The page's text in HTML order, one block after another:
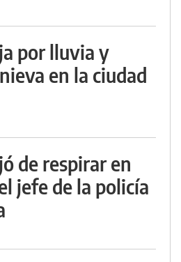
por lluvia y
en la ciudad
de respirar en
jefe de la policía